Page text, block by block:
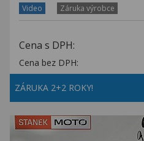
Video Záruka výrobce
Cena s DPH:
Cena bez DPH:
ZÁRUKA 2+2 ROKY!